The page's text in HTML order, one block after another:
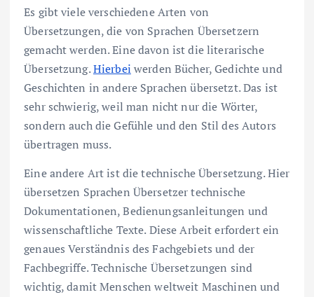
Es gibt viele verschiedene Arten von
Übersetzungen, die von Sprachen Übersetzern
gemacht werden. Eine davon ist die literarische
Übersetzung.Hierbei werden Bücher, Gedichte und
Geschichten in andere Sprachen übersetzt. Das ist
sehr schwierig, weil man nicht nur die Wörter,
sondern auch die Gefühle und den Stil des Autors
übertragen muss.
Eine andere Art ist die technische Übersetzung. Hier
übersetzen Sprachen Übersetzer technische
Dokumentationen, Bedienungsanleitungen und
wissenschaftliche Texte. Diese Arbeit erfordert ein
genaues Verständnis des Fachgebiets und der
Fachbegriffe. Technische Übersetzungen sind
wichtig, damit Menschen weltweit Maschinen und